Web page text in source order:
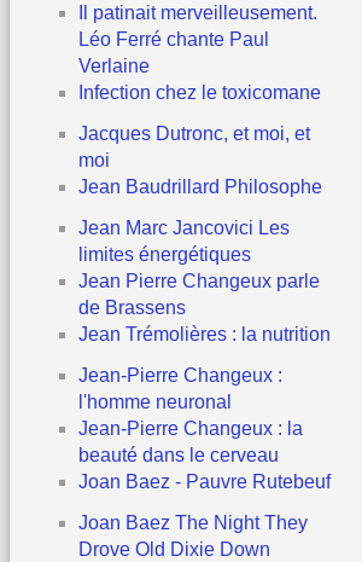
Il patinait merveilleusement.
Léo Ferré chante Paul
Verlaine
Infection chez le toxicomane
Jacques Dutronc, et moi, et
moi
Jean Baudrillard Philosophe
Jean Marc Jancovici Les
limites énergétiques
Jean Pierre Changeux parle
de Brassens
Jean Trémolières : la nutrition
Jean-Pierre Changeux :
l'homme neuronal
Jean-Pierre Changeux : la
beauté dans le cerveau
Joan Baez - Pauvre Rutebeuf
Joan Baez The Night They
Drove Old Dixie Down